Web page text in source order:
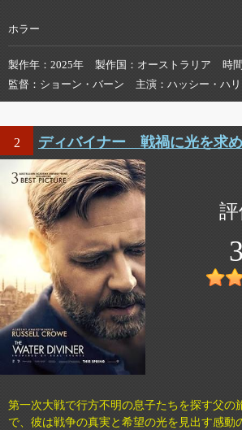
ホラー
製作年 2025年 製作国 オーストラリア 時間
監督
ショーン・バーン 主演 ハッシー・ハ
2 ディバイナー 戦禍に光を求
第一次大戦で行方不明の息子たちを探す父の
で、彼は戦争の真実と希望の光を見出す感動